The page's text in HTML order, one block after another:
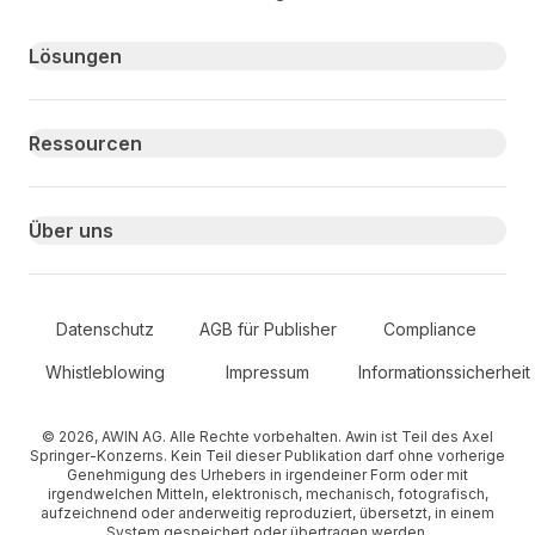
Primary footer navigation
Lösungen
Ressourcen
Über uns
Secondary Footer Navigation
Datenschutz AGB für Publisher Compliance
Whistleblowing Impressum Informationssicherheit
© 2026, AWIN AG. Alle Rechte vorbehalten. Awin ist Teil des Axel
Springer-Konzerns. Kein Teil dieser Publikation darf ohne vorherige
Genehmigung des Urhebers in irgendeiner Form oder mit
irgendwelchen Mitteln, elektronisch, mechanisch, fotografisch,
aufzeichnend oder anderweitig reproduziert, übersetzt, in einem